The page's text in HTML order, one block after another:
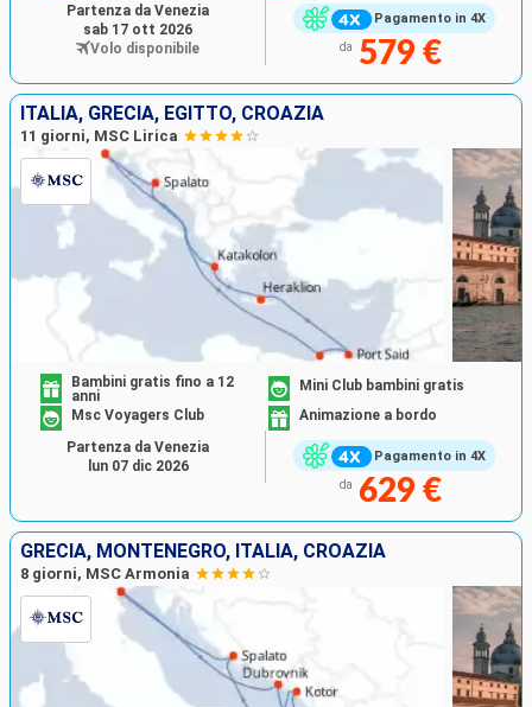
Pagamento in 4X
da 579 €
Partenza da Venezia
sab 17 ott 2026
Volo disponibile
ITALIA, GRECIA, EGITTO, CROAZIA
11 giorni, MSC Lirica
Pagamento in 4X
Bambini gratis fino a 12
anni
Mini Club bambini gratis
Msc Voyagers Club
Animazione a bordo
da 629 €
Partenza da Venezia
lun 07 dic 2026
GRECIA, MONTENEGRO, ITALIA, CROAZIA
8 giorni, MSC Armonia